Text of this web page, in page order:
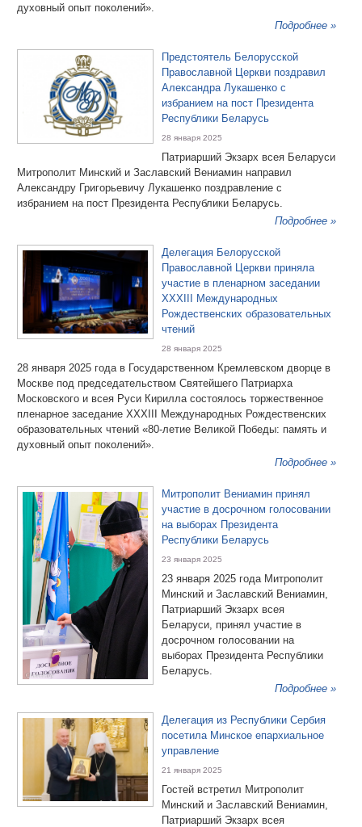
духовный опыт поколений».
Подробнее »
Предстоятель Белорусской
Православной Церкви поздравил
Александра Лукашенко с
избранием на пост Президента
Республики Беларусь
28 января 2025
Патриарший Экзарх всея Беларуси
Митрополит Минский и Заславский Вениамин направил
Александру Григорьевичу Лукашенко поздравление с
избранием на пост Президента Республики Беларусь.
Подробнее »
Делегация Белорусской
Православной Церкви приняла
участие в пленарном заседании
XXXIII Международных
Рождественских образовательных
чтений
28 января 2025
28 января 2025 года в Государственном Кремлевском дворце в
Москве под председательством Святейшего Патриарха
Московского и всея Руси Кирилла состоялось торжественное
пленарное заседание XXXIII Международных Рождественских
образовательных чтений «80-летие Великой Победы: память и
духовный опыт поколений».
Подробнее »
Митрополит Вениамин принял
участие в досрочном голосовании
на выборах Президента
Республики Беларусь
23 января 2025
23 января 2025 года Митрополит
Минский и Заславский Вениамин,
Патриарший Экзарх всея
Беларуси, принял участие в
досрочном голосовании на
выборах Президента Республики
Беларусь.
Подробнее »
Делегация из Республики Сербия
посетила Минское епархиальное
управление
21 января 2025
Гостей встретил Митрополит
Минский и Заславский Вениамин,
Патриарший Экзарх всея